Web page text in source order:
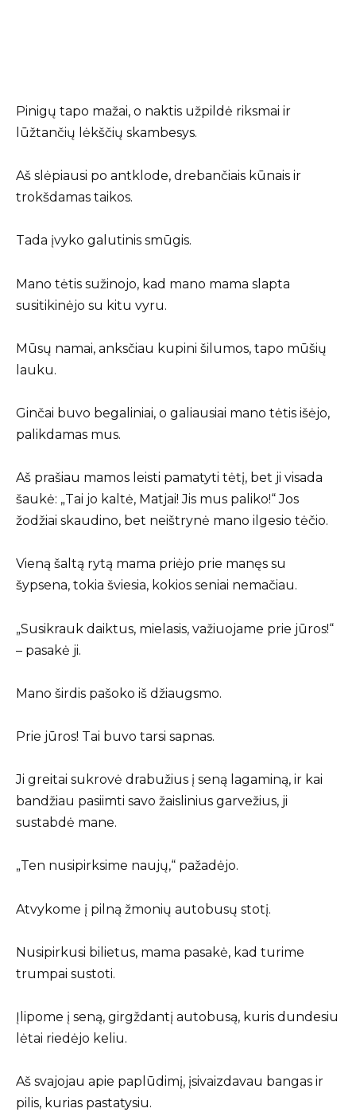
Pinigų tapo mažai, o naktis užpildė riksmai ir
lūžtančių lėkščių skambesys.
Aš slėpiausi po antklode, drebančiais kūnais ir
trokšdamas taikos.
Tada įvyko galutinis smūgis.
Mano tėtis sužinojo, kad mano mama slapta
susitikinėjo su kitu vyru.
Mūsų namai, anksčiau kupini šilumos, tapo mūšių
lauku.
Ginčai buvo begaliniai, o galiausiai mano tėtis išėjo,
palikdamas mus.
Aš prašiau mamos leisti pamatyti tėtį, bet ji visada
šaukė: „Tai jo kaltė, Matjai! Jis mus paliko!“ Jos
žodžiai skaudino, bet neištrynė mano ilgesio tėčio.
Vieną šaltą rytą mama priėjo prie manęs su
šypsena, tokia šviesia, kokios seniai nemačiau.
„Susikrauk daiktus, mielasis, važiuojame prie jūros!“
– pasakė ji.
Mano širdis pašoko iš džiaugsmo.
Prie jūros! Tai buvo tarsi sapnas.
Ji greitai sukrovė drabužius į seną lagaminą, ir kai
bandžiau pasiimti savo žaislinius garvežius, ji
sustabdė mane.
„Ten nusipirksime naujų,“ pažadėjo.
Atvykome į pilną žmonių autobusų stotį.
Nusipirkusi bilietus, mama pasakė, kad turime
trumpai sustoti.
Įlipome į seną, girgždantį autobusą, kuris dundesiu
lėtai riedėjo keliu.
Aš svajojau apie paplūdimį, įsivaizdavau bangas ir
pilis, kurias pastatysiu.